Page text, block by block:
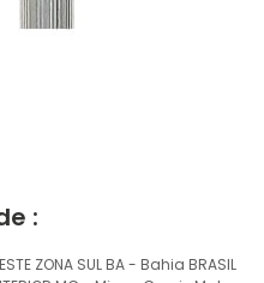
:
ZONA SUL BA - Bahia BRASIL